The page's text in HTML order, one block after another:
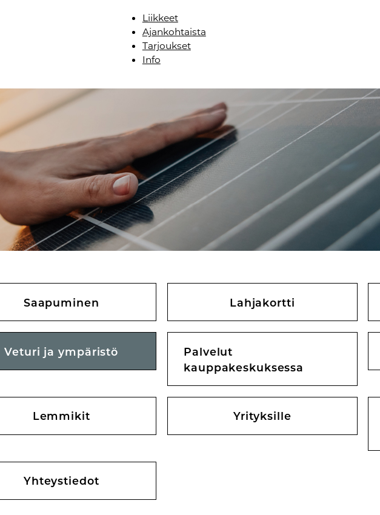
Liikkeet
Ajankohtaista
Tarjoukset
Info
Saapuminen Lahjakortti
Veturi ja ympäristö
Palvelut
kauppakeskuksessa
Lemmikit Yrityksille
Yhteystiedot